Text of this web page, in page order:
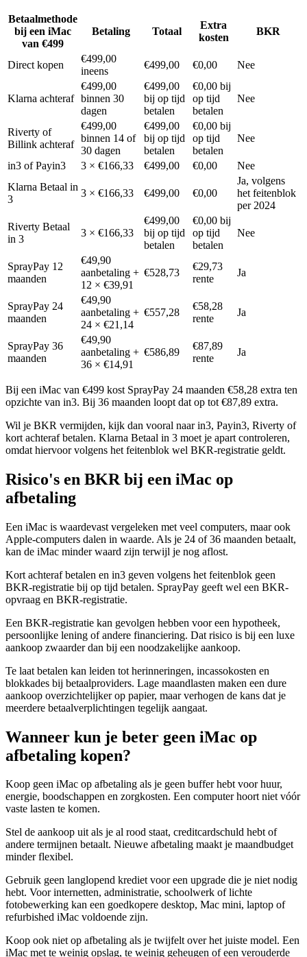
Betaalmethode
bij een iMac
van €499
Betaling Totaal
Extra
kosten
BKR
Direct kopen
€499,00
ineens
€499,00 €0,00 Nee
Klarna achteraf
€499,00
binnen 30
dagen
€499,00
bij op tijd
betalen
€0,00 bij
op tijd
betalen
Nee
Riverty of
Billink achteraf
€499,00
binnen 14 of
30 dagen
€499,00
bij op tijd
betalen
€0,00 bij
op tijd
betalen
Nee
in3 of Payin3 3 × €166,33 €499,00 €0,00
Nee
Klarna Betaal in
3
3 × €166,33 €499,00 €0,00
Ja, volgens
het feitenblok
per 2024
Riverty Betaal
in 3
3 × €166,33
€499,00
bij op tijd
betalen
€0,00 bij
op tijd
betalen
Nee
SprayPay 12
maanden
€49,90
aanbetaling +
12 × €39,91
€528,73
€29,73
rente
Ja
SprayPay 24
maanden
€49,90
aanbetaling +
24 × €21,14
€557,28
€58,28
rente
Ja
SprayPay 36
maanden
€49,90
aanbetaling +
36 × €14,91
€586,89
€87,89
rente
Ja
Bij een iMac van €499 kost SprayPay 24 maanden €58,28 extra ten
opzichte van in3. Bij 36 maanden loopt dat op tot €87,89 extra.
Wil je BKR vermijden, kijk dan vooral naar in3, Payin3, Riverty of
kort achteraf betalen. Klarna Betaal in 3 moet je apart controleren,
omdat hiervoor volgens het feitenblok wel BKR-registratie geldt.
Risico's en BKR bij een iMac op
afbetaling
Een iMac is waardevast vergeleken met veel computers, maar ook
Apple-computers dalen in waarde. Als je 24 of 36 maanden betaalt,
kan de iMac minder waard zijn terwijl je nog aflost.
Kort achteraf betalen en in3 geven volgens het feitenblok geen
BKR-registratie bij op tijd betalen. SprayPay geeft wel een BKR-
opvraag en BKR-registratie.
Een BKR-registratie kan gevolgen hebben voor een hypotheek,
persoonlijke lening of andere financiering. Dat risico is bij een luxe
aankoop zwaarder dan bij een noodzakelijke aankoop.
Te laat betalen kan leiden tot herinneringen, incassokosten en
blokkades bij betaalproviders. Lage maandlasten maken een dure
aankoop overzichtelijker op papier, maar verhogen de kans dat je
meerdere betaalverplichtingen tegelijk aangaat.
Wanneer kun je beter geen iMac op
afbetaling kopen?
Koop geen iMac op afbetaling als je geen buffer hebt voor huur,
energie, boodschappen en zorgkosten. Een computer hoort niet vóór
vaste lasten te komen.
Stel de aankoop uit als je al rood staat, creditcardschuld hebt of
andere termijnen betaalt. Nieuwe afbetaling maakt je maandbudget
minder flexibel.
Gebruik geen langlopend krediet voor een upgrade die je niet nodig
hebt. Voor internetten, administratie, schoolwerk of lichte
fotobewerking kan een goedkopere desktop, Mac mini, laptop of
refurbished iMac voldoende zijn.
Koop ook niet op afbetaling als je twijfelt over het juiste model. Een
iMac met te weinig opslag, te weinig geheugen of een verouderde